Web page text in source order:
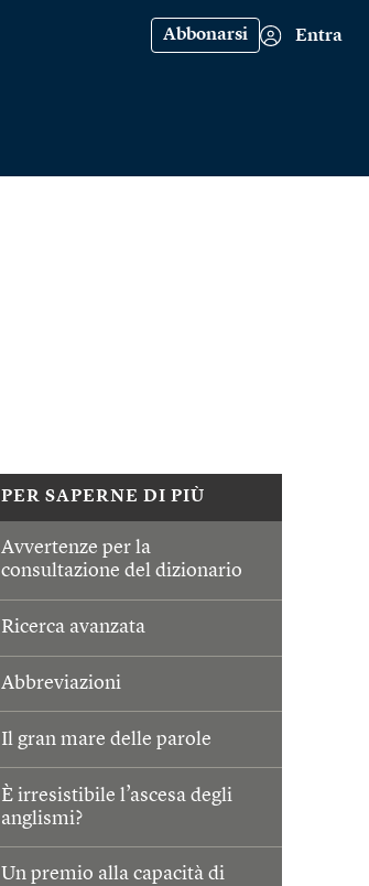
Abbonarsi Entra
PER SAPERNE DI PIÙ
Avvertenze per la
consultazione del dizionario
Ricerca avanzata
Abbreviazioni
Il gran mare delle parole
È irresistibile l’ascesa degli
anglismi?
Un premio alla capacità di